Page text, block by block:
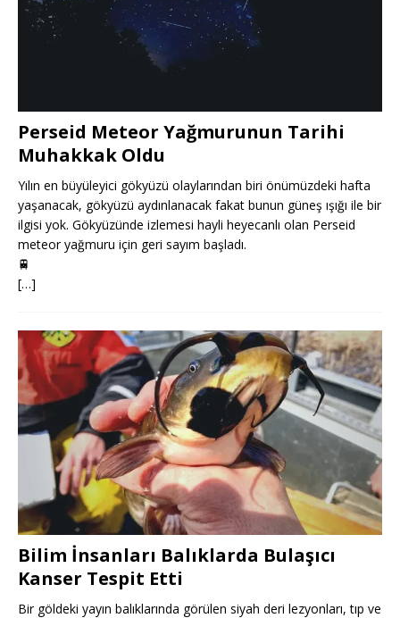
Perseid Meteor Yağmurunun Tarihi
Muhakkak Oldu
Yılın en büyüleyici gökyüzü olaylarından biri önümüzdeki hafta
yaşanacak, gökyüzü aydınlanacak fakat bunun güneş ışığı ile bir
ilgisi yok. Gökyüzünde izlemesi hayli heyecanlı olan Perseid
meteor yağmuru için geri sayım başladı.
🚆
[…]
Bilim İnsanları Balıklarda Bulaşıcı
Kanser Tespit Etti
Bir göldeki yayın balıklarında görülen siyah deri lezyonları, tıp ve